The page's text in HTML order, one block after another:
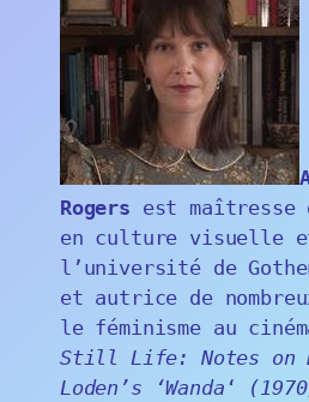
Rogers est maîtresse
en culture visuelle
l’université de
et autrice de
le féminisme au
Still Life: Notes on
Loden’s ‘Wanda ‘